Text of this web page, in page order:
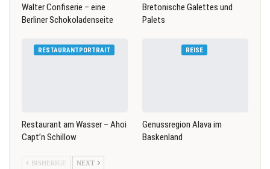
Walter Confiserie – eine
Berliner Schokoladenseite
Bretonische Galettes und
Palets
RESTAURANTPORTRAIT
Restaurant am Wasser – Ahoi
Capt’n Schillow
REISE
Genussregion Alava im
Baskenland
BISHERIGE NEXT